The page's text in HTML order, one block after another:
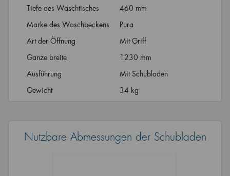
Tiefe des Waschtisches
460 mm
Marke des Waschbeckens
Pura
Art der Öffnung
Mit Griff
Ganze breite
1230 mm
Ausführung
Mit Schubladen
Gewicht
34 kg
Nutzbare Abmessungen der Schubladen